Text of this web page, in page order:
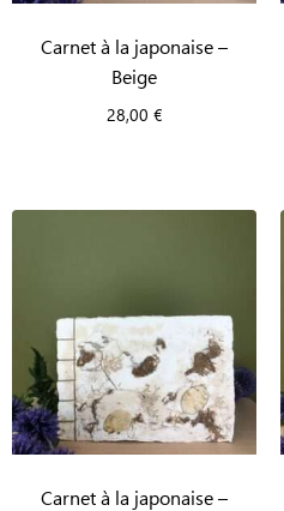
Carnet à la japonaise –
Beige
28,00 €
Carnet à la japonaise –